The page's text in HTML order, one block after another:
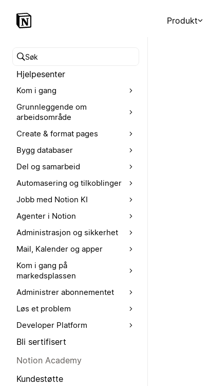
Produkt
Søk i hjelpesenteret
Hjelpesenter
Kom i gang
Grunnleggende om
arbeidsområde
Create & format pages
Bygg databaser
Del og samarbeid
Automasering og tilkoblinger
Jobb med Notion KI
Agenter i Notion
Administrasjon og sikkerhet
Mail, Kalender og apper
Kom i gang på
markedsplassen
Administrer abonnementet
Løs et problem
Developer Platform
Bli sertifisert
Notion Academy
Kundestøtte